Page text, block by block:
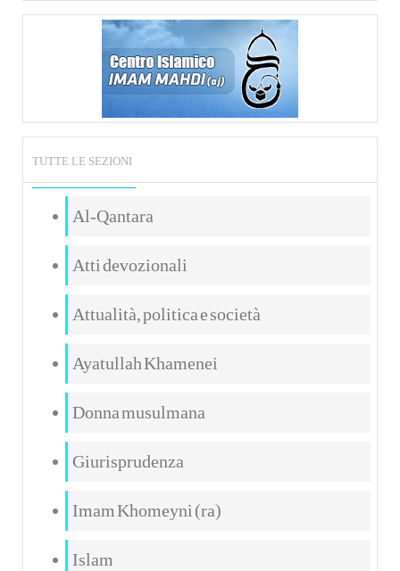
TUTTE LE SEZIONI
Al-Qantara
Atti devozionali
Attualità, politica e società
Ayatullah Khamenei
Donna musulmana
Giurisprudenza
Imam Khomeyni (ra)
Islam